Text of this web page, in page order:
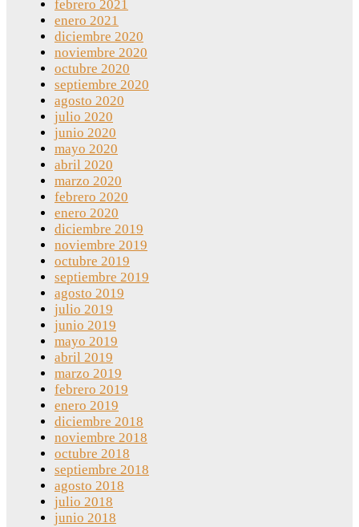
febrero 2021
enero 2021
diciembre 2020
noviembre 2020
octubre 2020
septiembre 2020
agosto 2020
julio 2020
junio 2020
mayo 2020
abril 2020
marzo 2020
febrero 2020
enero 2020
diciembre 2019
noviembre 2019
octubre 2019
septiembre 2019
agosto 2019
julio 2019
junio 2019
mayo 2019
abril 2019
marzo 2019
febrero 2019
enero 2019
diciembre 2018
noviembre 2018
octubre 2018
septiembre 2018
agosto 2018
julio 2018
junio 2018